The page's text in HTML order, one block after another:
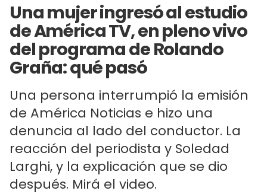
Una mujer ingresó al estudio
de América TV, en pleno vivo
del programa de Rolando
Graña: qué pasó
Una persona interrumpió la emisión
de América Noticias e hizo una
denuncia al lado del conductor. La
reacción del periodista y Soledad
Larghi, y la explicación que se dio
después. Mirá el video.